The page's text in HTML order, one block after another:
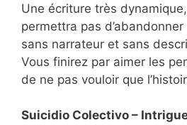
Une écriture très
permettra pas
sans narrateur et sans
Vous finirez par aimer les
de ne pas vouloir que
Suicidio Colectivo –